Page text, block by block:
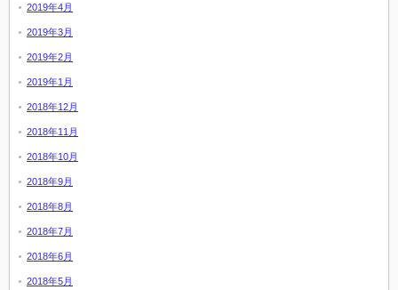
2019年4月
2019年3月
2019年2月
2019年1月
2018年12月
2018年11月
2018年10月
2018年9月
2018年8月
2018年7月
2018年6月
2018年5月